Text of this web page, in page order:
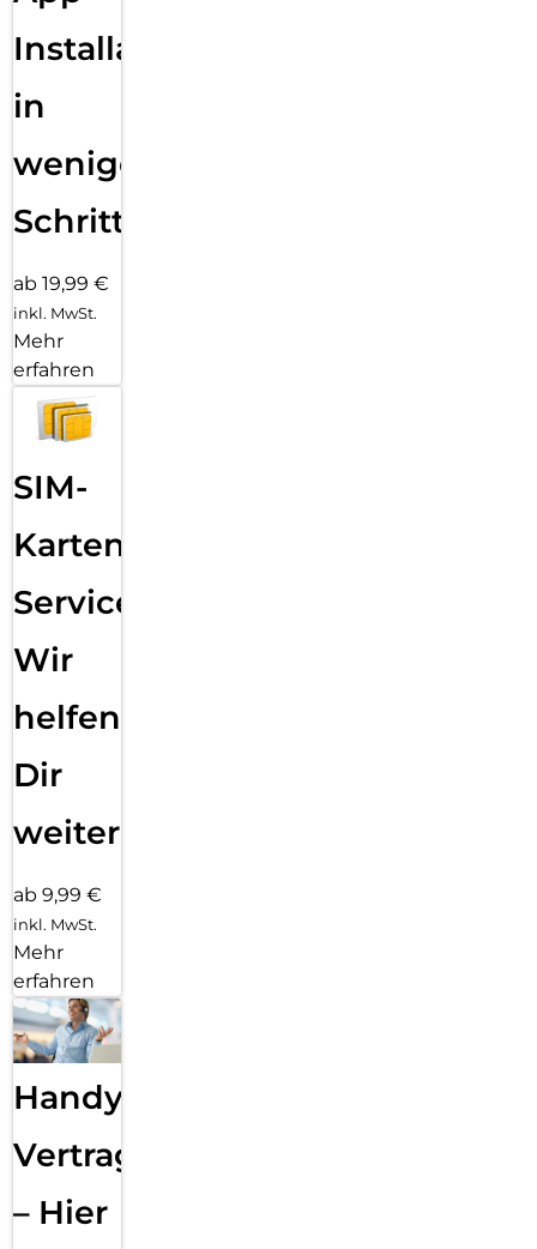
Konstruktion, sondern auch in einem attraktiven Preis.
und Schnellladetechnologie, die du von 4smarts gewohnt
bist. Ein perfekter Zeitpunkt, um in ein qualitativ
hochwertiges Ladegerät zu investieren, das sowohl deinen
Anforderungen als auch deinem Budget gerecht wird.
Installation
in
wenigen
Schritten
ab 19,99 €
inkl. MwSt.
Mehr
erfahren
SIM-
Karten
Service:
Wir
helfen
Dir
weiter
ab 9,99 €
inkl. MwSt.
Mehr
erfahren
Handy
Vertragsabwicklung
– Hier